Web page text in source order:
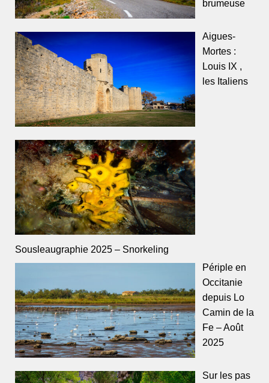
brumeuse
Aigues-
Mortes :
Louis IX ,
les Italiens
Sousleaugraphie 2025 – Snorkeling
Périple en
Occitanie
depuis Lo
Camin de la
Fe – Août
2025
Sur les pas